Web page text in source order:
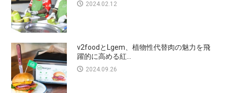
2024.02.12
v2foodとLgem、植物性代替肉の魅力を飛
躍的に高める紅...
2024.09.26